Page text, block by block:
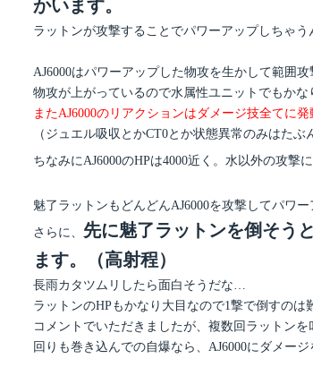
かいます。
ラットンが攻撃することでパワーアップしちゃ
AJ6000はパワーアップした物攻を生かして範囲
物攻が上がっているので水属性ユニットでもか
またAJ6000のリアクションはダメージ技全てに
（ジュエル吸収とかCT0とか状態異常のみはたぶ
ちなみにAJ6000のHPは4000近く。水以外の攻撃
魅了ラットンもどんどんAJ6000を攻撃してパワ
さらに、 先に魅了ラットンを倒そう
ます。（高射程）
長雨カタツムリしたら面白そうだな…
ラットンのHPもかなり大目なので1撃で倒すのは
コメントでいただきましたが、複数回ラットンを
回りも巻き込んでの自爆なら、AJ6000にダメー